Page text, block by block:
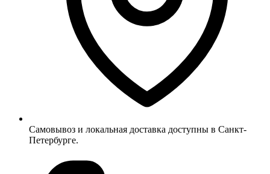
Самовывоз и локальная доставка доступны в Санкт-
Петербурге.